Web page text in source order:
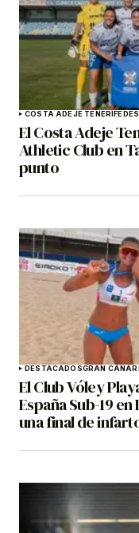
COSTA ADEJE TENERIFE
El Costa Adeje
Athletic Club en
punto
DESTACADOSGRAN
El Club Vóley
España Sub-19
una final de